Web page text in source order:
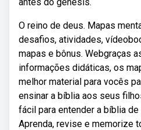
O reino de deus. Mapas
desafios, atividades,
mapas e bônus. Webgraças
informações didáticas, os
melhor material para vocês
ensinar a bíblia aos seus
fácil para entender a bíblia
Aprenda, revise e memorize